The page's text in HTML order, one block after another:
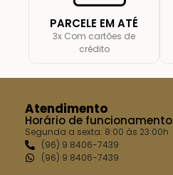
PARCELE EM ATÉ
3x Com cartões de
crédito
Atendimento
Horário de funcionamento
Segunda a sexta: 8:00 às 23:00h
(96) 9 8406-7439
(96) 9 8406-7439